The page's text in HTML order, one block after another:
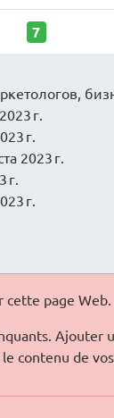
7
г.
г.
2023 г.
г.
г.
cette page Web.
contenu de